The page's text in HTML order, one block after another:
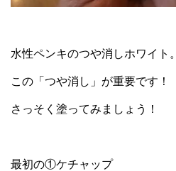
水性ペンキのつや消しホワイト。
この「つや消し」が重要です！
さっそく塗ってみましょう！
最初の①ケチャップ